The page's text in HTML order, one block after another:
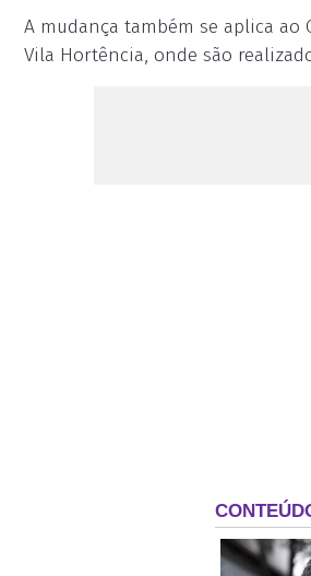
A mudança também se aplica ao
Vila Hortência, onde são